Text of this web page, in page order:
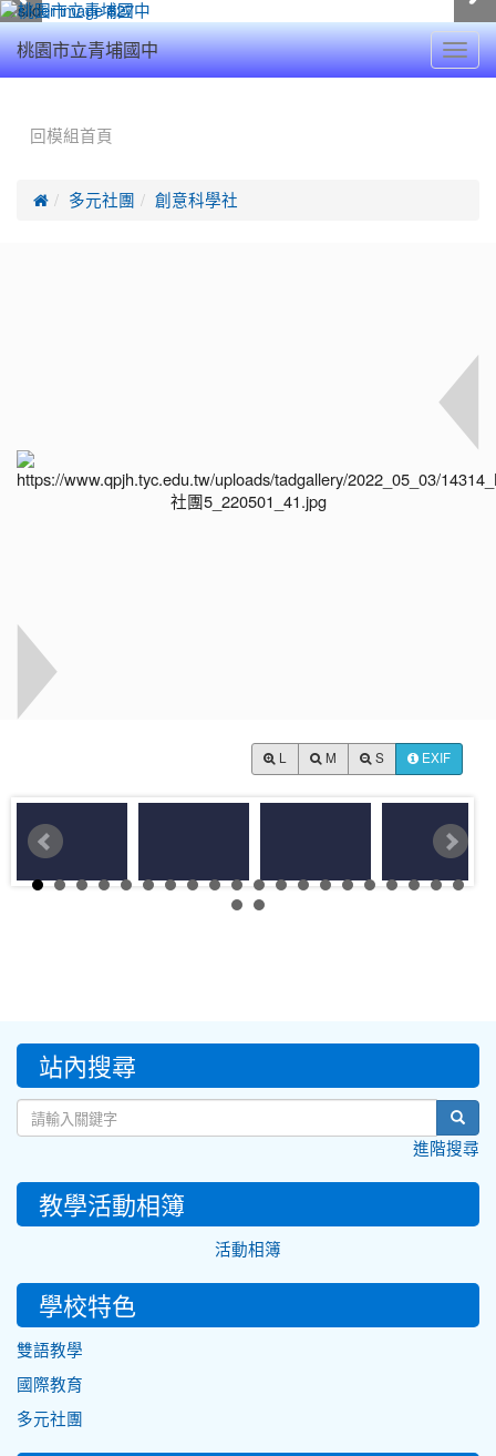
桃園市立青埔國中
回模組首頁
 多元社團 創意科學社
M S EXIF
::: 站內搜尋
進階搜尋
教學活動相簿
活動相簿
學校特色
雙語教學
國際教育
多元社團